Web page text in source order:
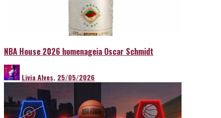
NBA House 2026 homenageia Oscar Schmidt
Livia Alves, 25/05/2026